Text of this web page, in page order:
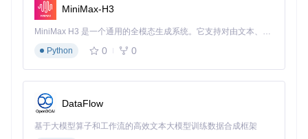
特性，生成看似真实却独一无二的Canvas图像数据；WebGL
指纹模块则通过修改着色器程序输出，改变WebGL渲染指
纹。
Camoufox的智能伪装系统包含超过5000种预定义的指纹模
板，涵盖不同品牌和型号的设备特征。用户可以通过配置文件
指定指纹类型，如：
MiniMax-H3
MiniMax H3 是一个通用的全模态生成系统。它支持对由文本、图像、视频和音频组成的多模态上下文进行统一理解，并能生成分辨率高达 2K、时长可达 15 秒的带原生立体声音频的视频。得益于面向任务泛化的系统设计，H3 在预训练阶段就已具备广泛的多模态上下文理解与生成能力，能够出色地执行复杂的多模态指令。
Python
0 0
DataFlow
基于大模型算子和工作流的高效文本大模型训练数据合成框架